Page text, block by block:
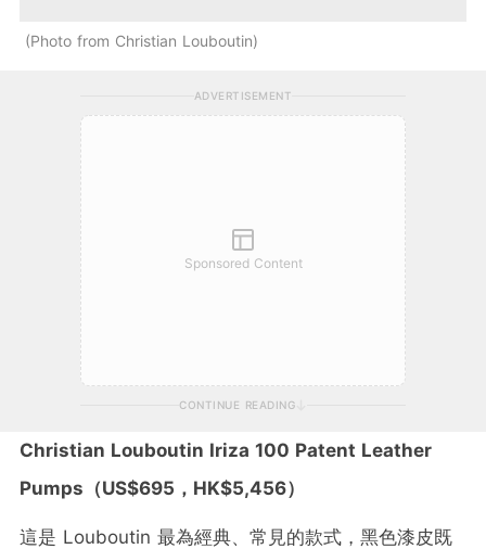
Photo from Christian Louboutin
ADVERTISEMENT
Sponsored Content
CONTINUE READING
Christian Louboutin Iriza 100 Patent Leather
Pumps （US$695 ， HK$5,456）
這是 Louboutin 最為經典、常見的款式，黑色漆皮既